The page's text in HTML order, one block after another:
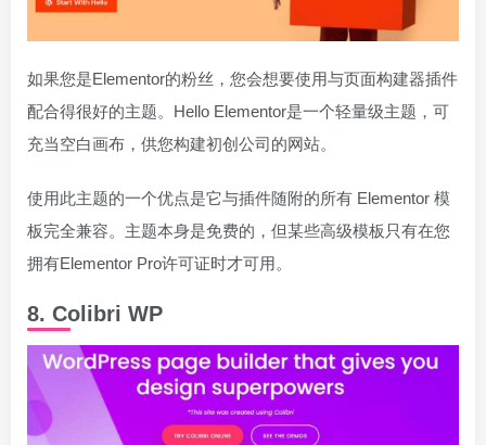
如果您是Elementor的粉丝，您会想要使用与页面构建器插件
配合得很好的主题。Hello Elementor是一个轻量级主题，可
充当空白画布，供您构建初创公司的网站。
使用此主题的一个优点是它与插件随附的所有 Elementor 模
板完全兼容。主题本身是免费的，但某些高级模板只有在您
拥有Elementor Pro许可证时才可用。
8. Colibri WP